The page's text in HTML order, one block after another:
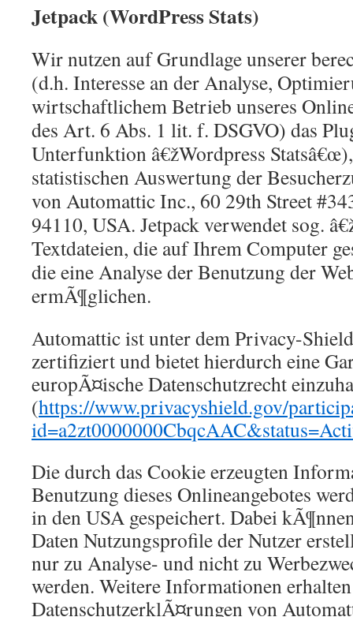
Jetpack (WordPress Stats)
Wir nutzen auf Grundlage unserer
(d.h. Interesse an der Analyse,
wirtschaftlichem Betrieb unseres
des Art. 6 Abs. 1 lit. f. DSGVO) das
Unterfunktion â€žWordpress
statistischen Auswertung der
von Automattic Inc., 60 29th Street
94110, USA. Jetpack verwendet sog.
Textdateien, die auf Ihrem Computer
die eine Analyse der Benutzung der
ermÃ¶glichen.
Automattic ist unter dem Privacy-
zertifiziert und bietet hierdurch eine
europÃ¤ische Datenschutzrecht
(https://www.privacyshield.gov/
Die durch das Cookie erzeugten
Benutzung dieses Onlineangebotes
in den USA gespeichert. Dabei
Daten Nutzungsprofile der Nutzer
nur zu Analyse- und nicht zu
werden. Weitere Informationen
DatenschutzerklÃ¤rungen von